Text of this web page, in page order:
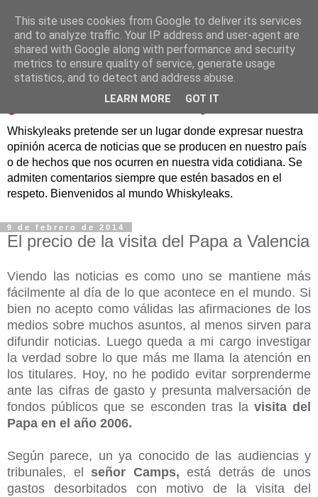
Whiskyleaks pretende ser un lugar donde expresar nuestra
opinión acerca de noticias que se producen en nuestro país
o de hechos que nos ocurren en nuestra vida cotidiana. Se
admiten comentarios siempre que estén basados en el
respeto. Bienvenidos al mundo Whiskyleaks.
9 de febrero de 2014
El precio de la visita del Papa a Valencia
Viendo las noticias es como uno se mantiene más
fácilmente al día de lo que acontece en el mundo. Si
bien no acepto como válidas las afirmaciones de los
medios sobre muchos asuntos, al menos sirven para
difundir noticias. Luego queda a mi cargo investigar
la verdad sobre lo que más me llama la atención en
los titulares. Hoy, no he podido evitar sorprenderme
ante las cifras de gasto y presunta malversación de
fondos públicos que se esconden tras la visita del
Papa en el año 2006.
Según parece, un ya conocido de las audiencias y
tribunales, el señor Camps, está detrás de unos
gastos desorbitados con motivo de la visita del
This site uses cookies from Google to deliver its services
and to analyze traffic. Your IP address and user-agent are
shared with Google along with performance and security
metrics to ensure quality of service, generate usage
statistics, and to detect and address abuse.
LEARN MORE GOT IT